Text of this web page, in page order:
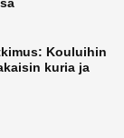
Kouluihin
kuria ja